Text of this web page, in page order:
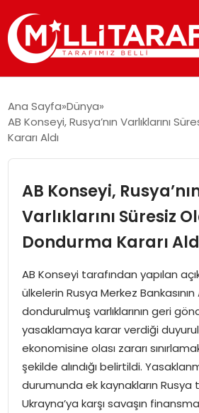
ÖZEL SAYFALAR
SPOR
SIYASET
MAGAZIN
Ana Sayfa Dünya
AB Konseyi, Rusya’nın Varlıklarını
Kararı Aldı
AB Konseyi,
Varlıklarını Süresiz
Dondurma Kararı
AB Konseyi tarafından yapılan
ülkelerin Rusya Merkez Bankasının
dondurulmuş varlıklarının geri
yasaklamaya karar verdiği
ekonomisine olası zararı
şekilde alındığı belirtildi.
durumunda ek kaynakların Rusya
Ukrayna’ya karşı savaşın